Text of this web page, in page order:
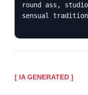
round ass,
sensual
[ IA GENERATED ]